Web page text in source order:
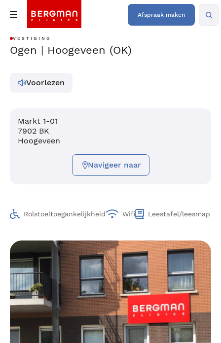
Afspraak maken
VESTIGING
Ogen | Hoogeveen (OK)
Voorlezen
Markt 1-01
7902 BK
Hoogeveen
Navigeer naar
Rolstoeltoegankelijkheid Wifi Leestafel/leesmap